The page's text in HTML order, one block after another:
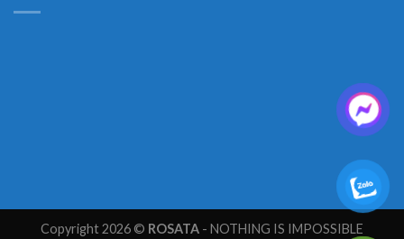
Copyright 2026 © ROSATA - NOTHING IS IMPOSSIBLE